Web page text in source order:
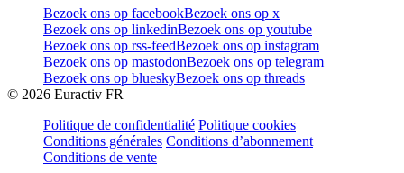
Bezoek ons op facebookBezoek ons op x
Bezoek ons op linkedinBezoek ons op youtube
Bezoek ons op rss-feedBezoek ons op instagram
Bezoek ons op mastodonBezoek ons op telegram
Bezoek ons op blueskyBezoek ons op threads
© 2026 Euractiv FR
Politique de confidentialité Politique cookies
Conditions générales Conditions d’abonnement
Conditions de vente